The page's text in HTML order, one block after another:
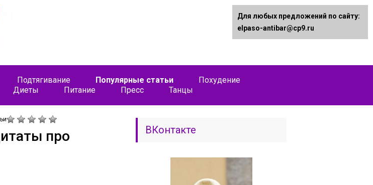
Подтягивание Популярные статьи
Похудение
Диеты Питание Пресс Танцы
про
ВКонтакте
Для любых предложений по сайту:
elpaso-antibar@cp9.ru